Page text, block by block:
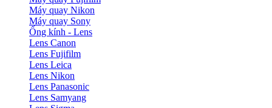
Máy quay Nikon
Máy quay Sony
Ống kính - Lens
Lens Canon
Lens Fujifilm
Lens Leica
Lens Nikon
Lens Panasonic
Lens Samyang